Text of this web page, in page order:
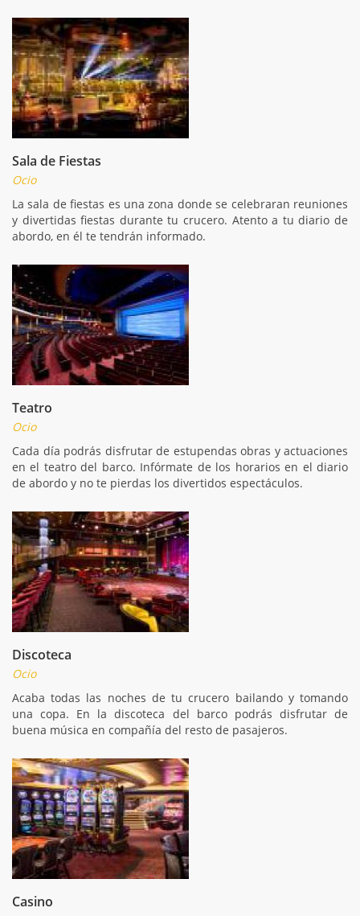
Sala de Fiestas
Ocio
La sala de fiestas es una zona donde se celebraran reuniones
y divertidas fiestas durante tu crucero. Atento a tu diario de
abordo, en él te tendrán informado.
Teatro
Ocio
Cada día podrás disfrutar de estupendas obras y actuaciones
en el teatro del barco. Infórmate de los horarios en el diario
de abordo y no te pierdas los divertidos espectáculos.
Discoteca
Ocio
Acaba todas las noches de tu crucero bailando y tomando
una copa. En la discoteca del barco podrás disfrutar de
buena música en compañía del resto de pasajeros.
Casino